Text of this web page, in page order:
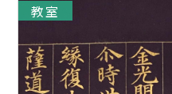
教室